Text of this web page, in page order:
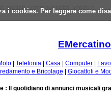
i cookies. Per leggere come
gratuiti, compravendita, vendo e
| Telefonia| Casa| Computer|
e Bricolage
Giocattoli e
: Il quotidiano di annunci musicali